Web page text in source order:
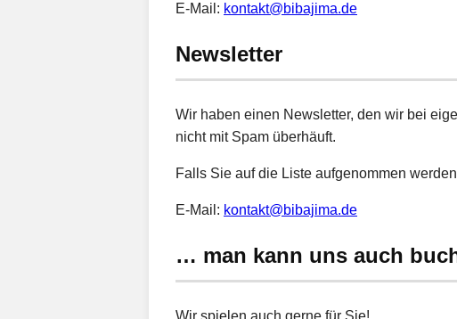
E-Mail: kontakt@bibajima.de
Newsletter
Wir haben einen Newsletter, den wir bei
nicht mit Spam überhäuft.
Falls Sie auf die Liste aufgenommen
E-Mail: kontakt@bibajima.de
… man kann uns auch